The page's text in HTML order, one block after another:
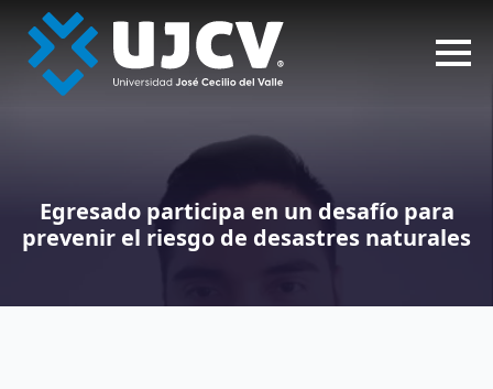
Egresado participa en un desafío para
prevenir el riesgo de desastres naturales